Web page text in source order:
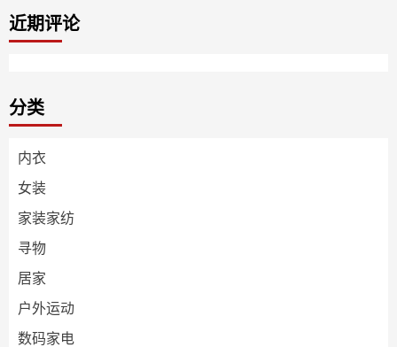
近期评论
分类
内衣
女装
家装家纺
寻物
居家
户外运动
数码家电